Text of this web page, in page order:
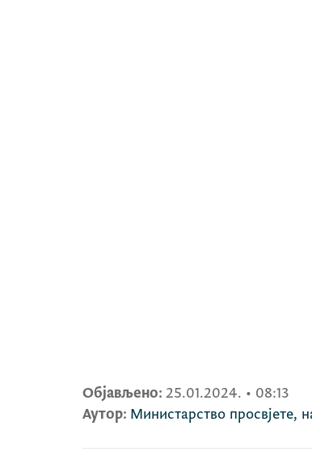
Објављено: 25.01.2024. • 08:13
Аутор: Министарство просвјете,